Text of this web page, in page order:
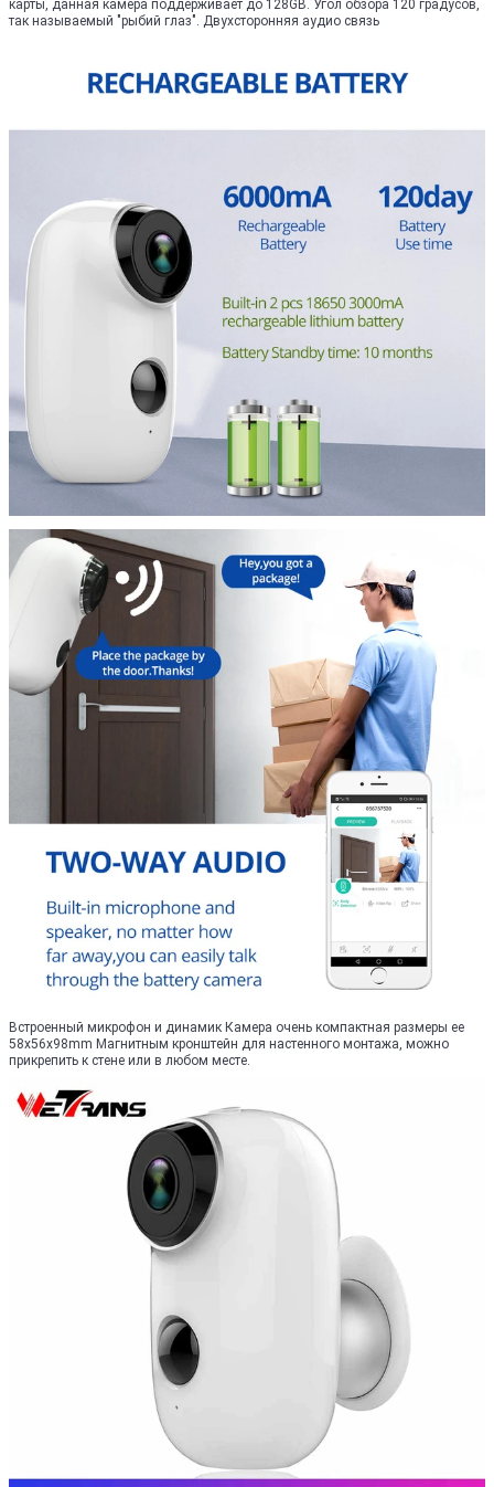
карты, данная камера поддерживает до 128GB. Угол обзора 120 градусов,
так называемый "рыбий глаз". Двухсторонняя аудио связь
Встроенный микрофон и динамик Камера очень компактная размеры ее
58x56x98mm Магнитным кронштейн для настенного монтажа, можно
прикрепить к стене или в любом месте.